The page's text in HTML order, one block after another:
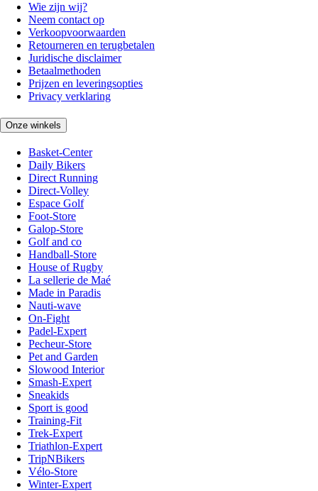
Wie zijn wij?
Neem contact op
Verkoopvoorwaarden
Retourneren en terugbetalen
Juridische disclaimer
Betaalmethoden
Prijzen en leveringsopties
Privacy verklaring
Onze winkels
Basket-Center
Daily Bikers
Direct Running
Direct-Volley
Espace Golf
Foot-Store
Galop-Store
Golf and co
Handball-Store
House of Rugby
La sellerie de Maé
Made in Paradis
Nauti-wave
On-Fight
Padel-Expert
Pecheur-Store
Pet and Garden
Slowood Interior
Smash-Expert
Sneakids
Sport is good
Training-Fit
Trek-Expert
Triathlon-Expert
TripNBikers
Vélo-Store
Winter-Expert